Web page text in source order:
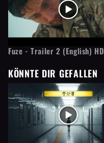
Fuze - Trailer 2 (English) HD
KÖNNTE DIR GEFALLEN